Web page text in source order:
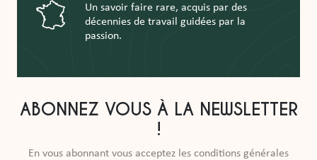
Un savoir faire rare, acquis par des
décennies de travail guidées par la
passion.
ABONNEZ VOUS À LA NEWSLETTER
!
En vous abonnant vous acceptez les conditions générales